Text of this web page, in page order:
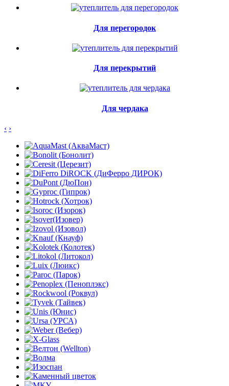
Для перегородок
Для перекрытий
Для чердака
‹ ›